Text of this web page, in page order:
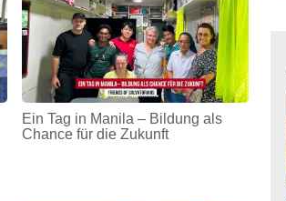
Ein Tag in Manila – Bildung als
Chance für die Zukunft